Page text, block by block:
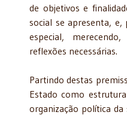
de objetivos e
social se apresenta,
especial,
reflexões necessárias.
Partindo destas
Estado como
organização política da